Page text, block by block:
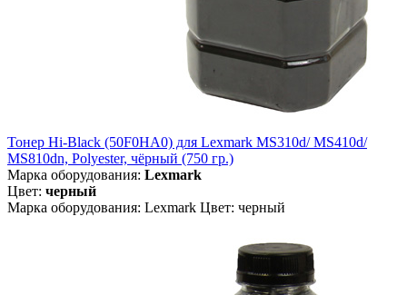
Тонер Hi-Black (50F0HA0) для Lexmark MS310d/ MS410d/
MS810dn, Polyester, чёрный (750 гр.)
Марка оборудования: Lexmark
Цвет: черный
Марка оборудования: Lexmark Цвет: черный